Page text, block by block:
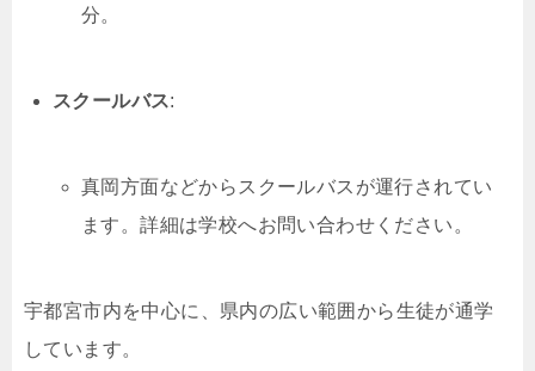
分。
スクールバス:
真岡方面などからスクールバスが運行されてい
ます。詳細は学校へお問い合わせください。
宇都宮市内を中心に、県内の広い範囲から生徒が通学
しています。